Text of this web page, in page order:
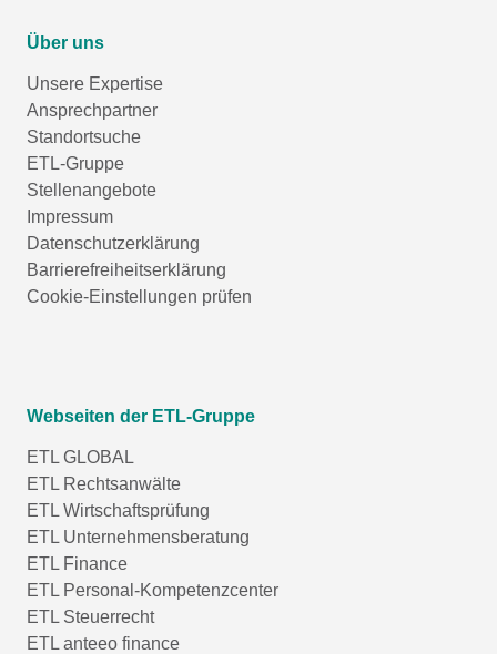
Über uns
Unsere Expertise
Ansprechpartner
Standortsuche
ETL-Gruppe
Stellenangebote
Impressum
Datenschutzerklärung
Barrierefreiheitserklärung
Cookie-Einstellungen prüfen
Webseiten der ETL-Gruppe
ETL GLOBAL
ETL Rechtsanwälte
ETL Wirtschaftsprüfung
ETL Unternehmensberatung
ETL Finance
ETL Personal-Kompetenzcenter
ETL Steuerrecht
ETL anteeo finance